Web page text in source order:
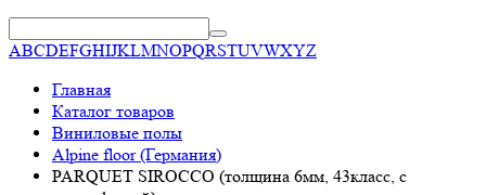
ABCDEFGHIJKLMNOPQRSTUVWXYZ
Главная
Каталог товаров
Виниловые полы
Alpine floor (Германия)
PARQUET SIROCCO (толщина 6мм, 43класс, с